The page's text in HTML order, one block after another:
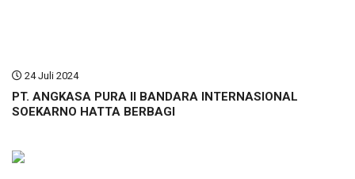
24 Juli 2024
PT. ANGKASA PURA II BANDARA INTERNASIONAL
SOEKARNO HATTA BERBAGI